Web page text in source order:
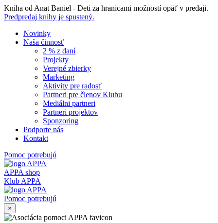
Skip
to
Kniha od Anat Baniel - Deti za hranicami možností opäť v predaji.
Predpredaj knihy je spustený.
Novinky
Naša činnosť
2 % z daní
Projekty
Verejné zbierky
Marketing
Aktivity pre radosť
Partneri pre členov Klubu
Mediálni partneri
Partneri projektov
Sponzoring
Podporte nás
Kontakt
Pomoc potrebujú
APPA shop
Klub APPA
Pomoc potrebujú
×